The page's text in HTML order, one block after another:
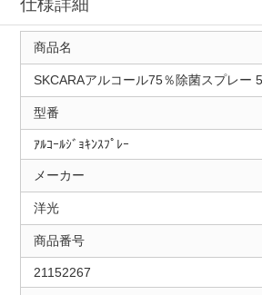
商品名
SKCARAアルコール75％除菌スプレー
型番
ｱﾙｺｰﾙｼﾞｮｷﾝｽﾌﾟﾚｰ
メーカー
洋光
商品番号
21152267